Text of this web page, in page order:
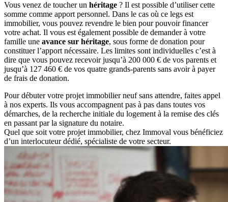
Vous venez de toucher un héritage ? Il est possible d’utiliser cette
somme comme apport personnel. Dans le cas où ce legs est
immobilier, vous pouvez revendre le bien pour pouvoir financer
votre achat. Il vous est également possible de demander à votre
famille une avance sur héritage, sous forme de donation pour
constituer l’apport nécessaire. Les limites sont individuelles c’est à
dire que vous pouvez recevoir jusqu’à 200 000 € de vos parents et
jusqu’à 127 460 € de vos quatre grands-parents sans avoir à payer
de frais de donation.
Pour débuter votre projet immobilier neuf sans attendre, faites appel
à nos experts. Ils vous accompagnent pas à pas dans toutes vos
démarches, de la recherche initiale du logement à la remise des clés
en passant par la signature du notaire.
Quel que soit votre projet immobilier, chez Immoval vous bénéficiez
d’un interlocuteur dédié, spécialiste de votre secteur.